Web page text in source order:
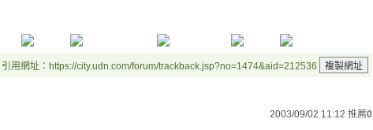
引用網址：https://city.udn.com/forum/trackback.jsp?no=1474&aid=212536
2003/09/02 11:12 推薦0